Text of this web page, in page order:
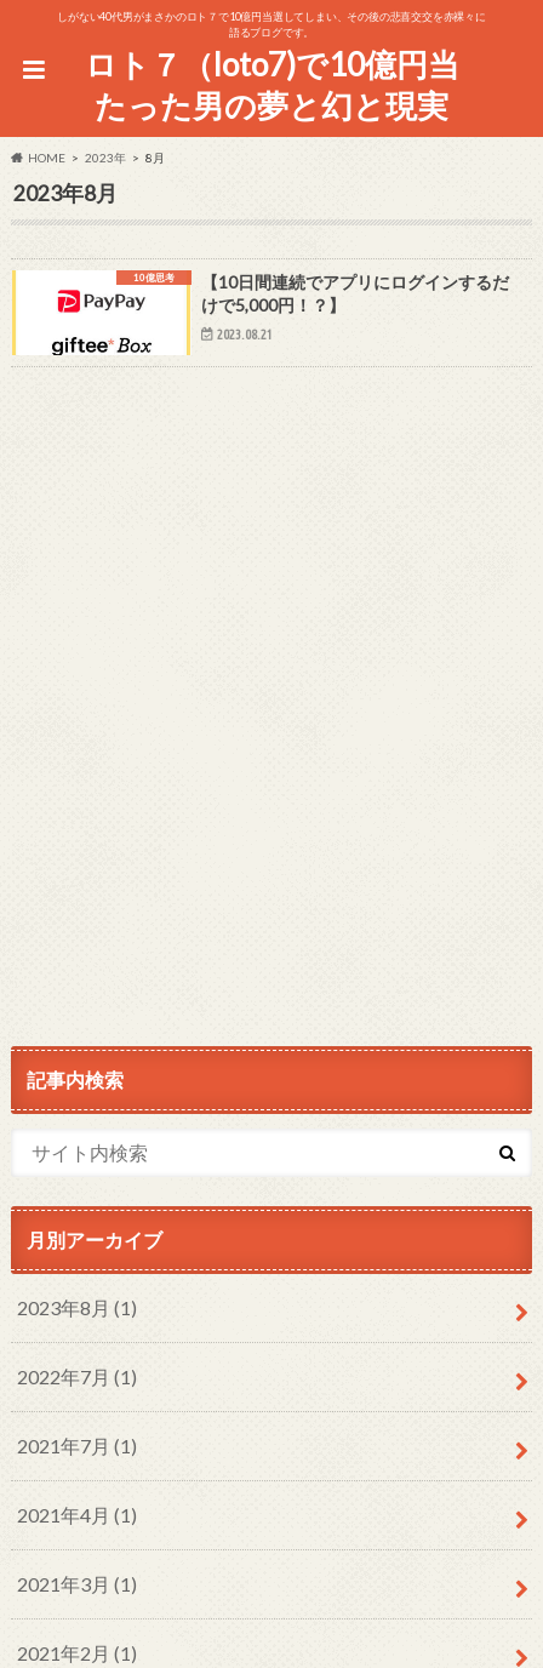
しがない40代男がまさかのロト７で10億円当選してしまい、その後の悲喜交交を赤裸々に
語るブログです。
ロト７（loto7)で10億円当
たった男の夢と幻と現実
HOME 2023年 8月
2023年8月
10億思考
【10日間連続でアプリにログインするだ
けで5,000円！？】
2023.08.21
記事内検索
月別アーカイブ
2023年8月 (1)
2022年7月 (1)
2021年7月 (1)
2021年4月 (1)
2021年3月 (1)
2021年2月 (1)